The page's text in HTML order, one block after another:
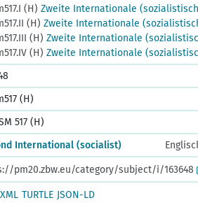
(H) Zweite Internationale
(H) Zweite Internationale
(H) Zweite Internationale
(H) Zweite Internationale
(H)
517 (H)
International (socialist)
pm20.zbw.eu/category/subject/i/163648
TURTLE JSON-LD